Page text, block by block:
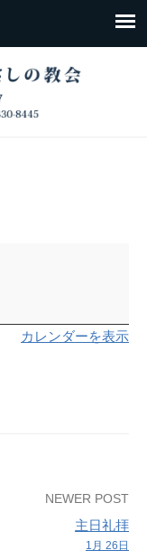
カレンダーを表示
NEWER POST
主日礼拝
1月 26日